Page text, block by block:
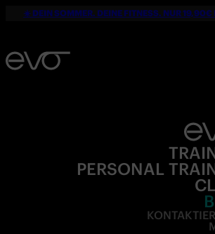
☀️ DEIN SOMMER. DEINE FITNESS. NUR 19,90€
PERSONAL